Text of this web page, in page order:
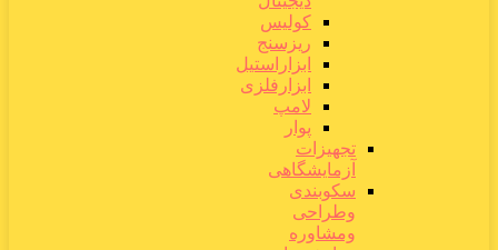
کولیس
ریزسنج
ابزاراستیل
ابزارفلزی
لامپ
پوار
تجهیزات
آزمایشگاهی
سکوبندی
وطراحی
ومشاوره